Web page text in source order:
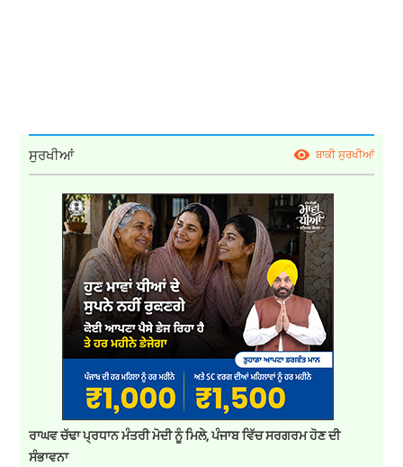
ਸੁਰਖੀਆਂ ਬਾਕੀ ਸੁਰਖੀਆਂ
ਰਾਘਵ ਚੱਢਾ ਪ੍ਰਧਾਨ ਮੰਤਰੀ ਮੋਦੀ ਨੂੰ ਮਿਲੇ, ਪੰਜਾਬ ਵਿੱਚ ਸਰਗਰਮ ਹੋਣ ਦੀ
ਸੰਭਾਵਨਾ